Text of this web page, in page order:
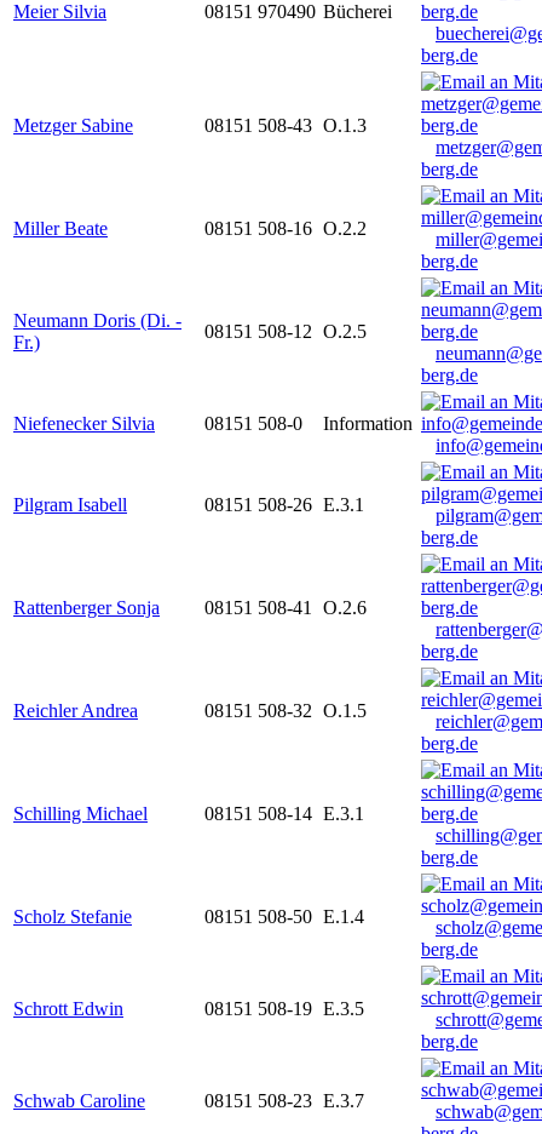
Meier Silvia 08151 970490 Bücherei
berg.de
Metzger Sabine 08151 508-43 O.1.3
berg.de
Miller Beate 08151 508-16 O.2.2
berg.de
Neumann Doris (Di. -
Fr.)
08151 508-12 O.2.5
berg.de
Niefenecker Silvia 08151 508-0
Information
Pilgram Isabell 08151 508-26 E.3.1
berg.de
Rattenberger Sonja 08151 508-41
O.2.6
berg.de
Reichler Andrea 08151 508-32 O.1.5
berg.de
Schilling Michael 08151 508-14 E.3.1
berg.de
Scholz Stefanie 08151 508-50 E.1.4
berg.de
Schrott Edwin 08151 508-19 E.3.5
berg.de
Schwab Caroline 08151 508-23 E.3.7